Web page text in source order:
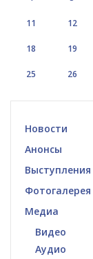
11 12
18 19
25 26
Новости
Анонсы
Выступления
Фотогалерея
Медиа
Видео
Аудио